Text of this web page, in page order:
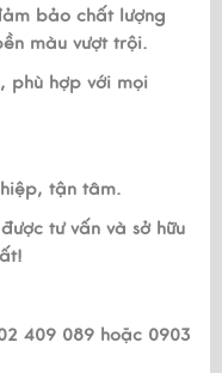
bảo chất lượng
màu vượt trội.
phù hợp với mọi
tận tâm.
tư vấn và sở hữu
409 089 hoặc 0903